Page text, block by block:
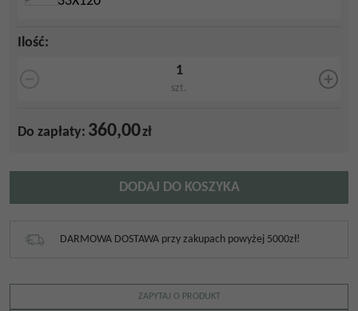
Ilość:
szt.
Do zapłaty: 360,00zł
DODAJ DO KOSZYKA
DARMOWA DOSTAWA przy zakupach powyżej 5000zł!
ZAPYTAJ O PRODUKT